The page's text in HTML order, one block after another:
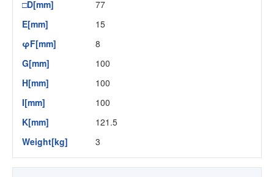
□D[mm]
77
E[mm]
15
φF[mm]
8
G[mm]
100
H[mm]
100
I[mm]
100
K[mm]
121.5
Weight[kg]
3